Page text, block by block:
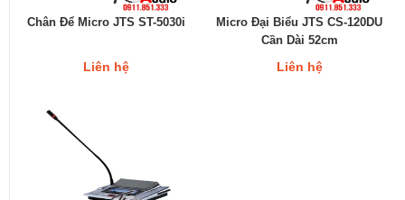
Chân Để Micro JTS ST-5030i
Liên hệ
Micro Đại Biểu JTS CS-120DU
Cần Dài 52cm
Liên hệ